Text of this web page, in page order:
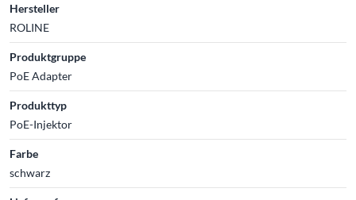
Hersteller
ROLINE
Produktgruppe
PoE Adapter
Produkttyp
PoE-Injektor
Farbe
schwarz